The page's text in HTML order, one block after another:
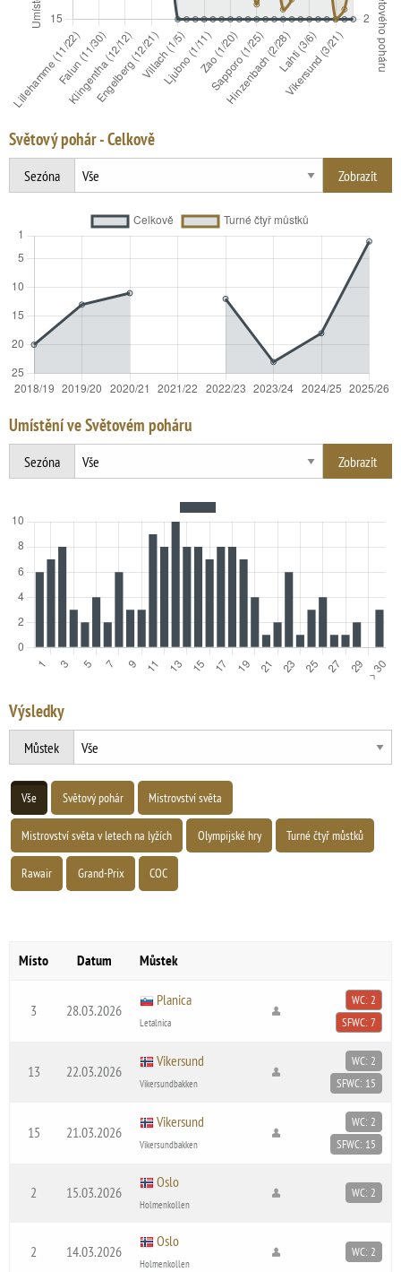
Světový pohár - Celkově
Sezóna
Umístění ve Světovém poháru
Sezóna
Výsledky
Můstek
Vše Světový pohár Mistrovství světa
Mistrovství světa v letech na lyžích Olympijské hry Turné čtyř můstků
Rawair Grand-Prix COC
Místo Datum Můstek
3 28.03.2026
Planica
Letalnica
WC: 2
SFWC: 7
13 22.03.2026
Vikersund
Vikersundbakken
WC: 2
SFWC: 15
15 21.03.2026
Vikersund
Vikersundbakken
WC: 2
SFWC: 15
2 15.03.2026
Oslo
Holmenkollen
WC: 2
2 14.03.2026
Oslo
Holmenkollen
WC: 2